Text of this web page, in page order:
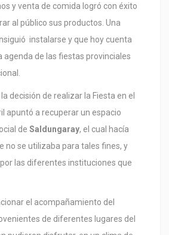
y venta de comida logró con éxito
al público sus productos. Una
instalarse y que hoy cuenta
agenda de las fiestas provinciales
decisión de realizar la Fiesta en el
apuntó a recuperar un espacio
de Saldungaray, el cual hacía
no se utilizaba para tales fines, y
las diferentes instituciones que
el acompañamiento del
de diferentes lugares del